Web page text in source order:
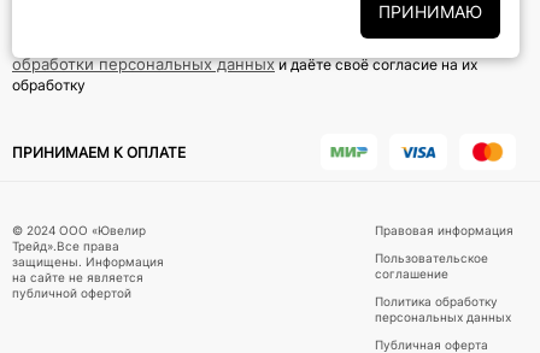
ПРИНИМАЮ
Подписываясь на рассылку, вы соглашаетесь с условиямиПолитики
обработки персональных данныхи даёте своё согласие на их
обработку
ПРИНИМАЕМ К ОПЛАТЕ
© 2024 ООО «Ювелир
Трейд».Все права
защищены. Информация
на сайте не является
публичной офертой
Правовая информация
Пользовательское
соглашение
Политика обработку
персональных данных
Публичная оферта